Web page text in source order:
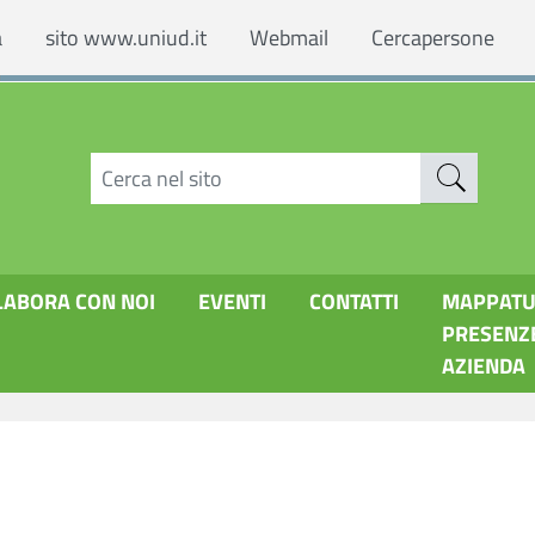
sito www.uniud.it Webmail Cercapersone
CON NOI EVENTI CONTATTI
AZIENDA